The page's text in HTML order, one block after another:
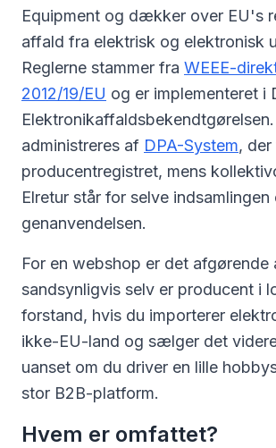
Equipment og dækker over EU's
affald fra elektrisk og elektronisk
Reglerne stammer fra WEEE-
2012/19/EU og er implementeret i
administreres af DPA-System,
producentregistret, mens
Elretur står for selve indsamlingen
genanvendelsen.
For en webshop er det afgørende
sandsynligvis selv er producent i
forstand, hvis du importerer
ikke-EU-land og sælger det
uanset om du driver en lille
stor B2B-platform.
Hvem er omfattet?